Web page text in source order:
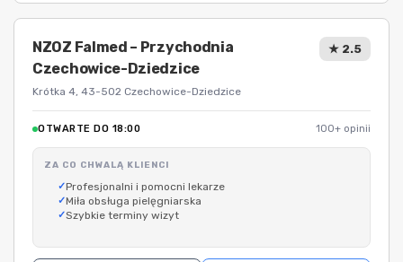
NZOZ Falmed – Przychodnia
Czechowice-Dziedzice
Krótka 4, 43-502 Czechowice-Dziedzice
★ 2.5
OTWARTE DO 18:00 100+ opinii
ZA CO CHWALĄ KLIENCI
Profesjonalni i pomocni lekarze
Miła obsługa pielęgniarska
Szybkie terminy wizyt